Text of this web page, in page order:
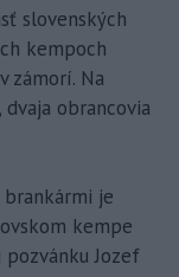
slovenských
kempoch
zámorí. Na
obrancovia
je
kempe
Jozef